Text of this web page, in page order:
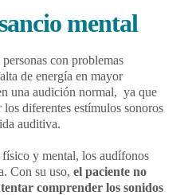
mental
con problemas
de energía en mayor
una audición normal, ya que
diferentes estímulos sonoros
auditiva.
físico y mental, los audífonos
Con su uso, el paciente no
comprender los sonidos